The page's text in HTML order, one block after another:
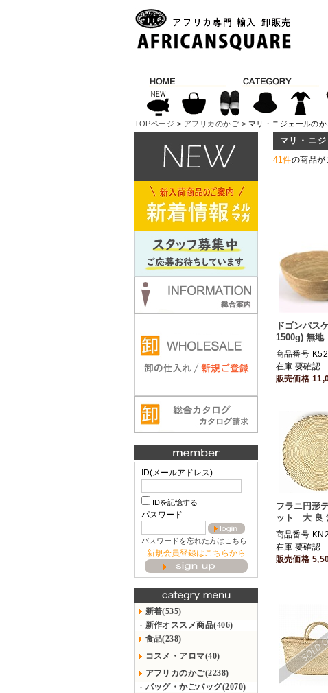
TOPページ > アフリカのかご > マリ・ニジェールのか
ID(メールアドレス)
IDを記憶する
パスワード
パスワードを忘れた方はこちら
新規会員登録はこちらから
新着(535)
新作オススメ商品(406)
食品(238)
コスメ・アロマ(40)
アフリカのかご(2238)
バッグ・かごバッグ(2070)
マリ・ニ
41件の商品が
ドゴンバス
1500g) 無地
商品番号
在庫 要確認
販売価格
フラニ円形
ット 大 良
商品番号
在庫 要確認
販売価格